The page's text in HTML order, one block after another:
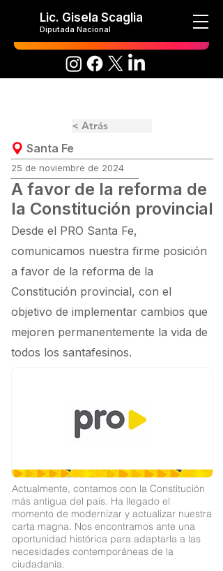
Lic. Gisela Scaglia
Diputada Nacional
< Atrás
Santa Fe
25 de noviembre de 2024
A favor de la reforma de
la Constitución provincial
Desde el PRO Santa Fe,
comunicamos nuestra firme posición
a favor de la reforma de la
Constitución provincial, con el
objetivo de implementar cambios que
mejoren permanentemente la vida de
todos los santafesinos.
Actualmente, contamos con la Constitución
más antigua del país. Ha llegado el
momento de modernizar y actualizar nuestra
carta magna. Nos encontramos ante una
oportunidad histórica para adaptarla a las
necesidades contemporáneas de la
ciudadanía.